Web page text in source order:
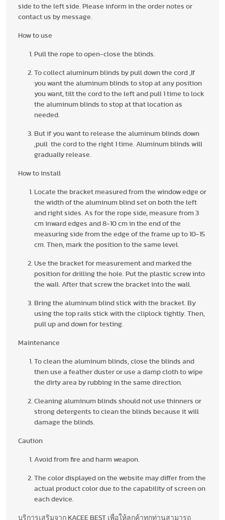
side to the left side. Please inform in the order notes or
contact us by message.
How to use
Pull the rope to open-close the blinds.
To collect aluminum blinds by pull down the cord ,If
you want the aluminum blinds to stop at any position
you want, tilt the cord to the left and pull 1 time to lock
the aluminum blinds to stop at that location as
needed.
But if you want to release the aluminum blinds down
,pull the cord to the right 1 time. Aluminum blinds will
gradually release.
How to install
Locate the bracket measured from the window edge or
the width of the aluminum blind set on both the left
and right sides. As for the rope side, measure from 3
cm inward edges and 8-10 cm in the end of the
measuring side from the edge of the frame up to 10-15
cm. Then, mark the position to the same level.
Use the bracket for measurement and marked the
position for drilling the hole. Put the plastic screw into
the wall. After that screw the bracket into the wall.
Bring the aluminum blind stick with the bracket. By
using the top rails stick with the cliplock tightly. Then,
pull up and down for testing.
Maintenance
To clean the aluminum blinds, close the blinds and
then use a feather duster or use a damp cloth to wipe
the dirty area by rubbing in the same direction.
Cleaning aluminum blinds should not use thinners or
strong detergents to clean the blinds because it will
damage the blinds.
Caution
Avoid from fire and harm weapon.
The color displayed on the website may differ from the
actual product color due to the capability of screen on
each device.
บริการเสริมจาก KACEE BEST เพื่อให้ลูกค้าทุกท่านสามารถ